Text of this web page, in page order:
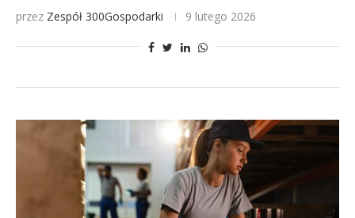
przez Zespół 300Gospodarki 9 lutego 2026